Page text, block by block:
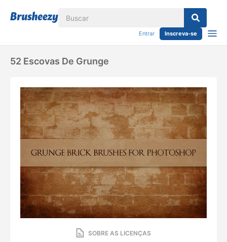
Entrar Inscreva-se
52 Escovas De Grunge
SOBRE AS LICENÇAS